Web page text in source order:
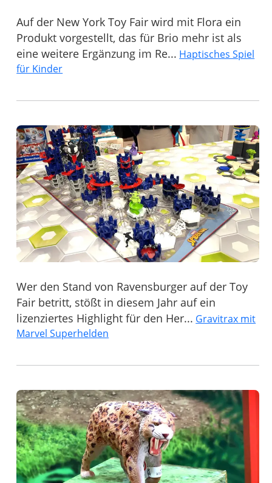
Auf der New York Toy Fair wird mit Flora ein
Produkt vorgestellt, das für Brio mehr ist als
eine weitere Ergänzung im Re... Haptisches Spiel
für Kinder
Wer den Stand von Ravensburger auf der Toy
Fair betritt, stößt in diesem Jahr auf ein
lizenziertes Highlight für den Her... Gravitrax mit
Marvel Superhelden